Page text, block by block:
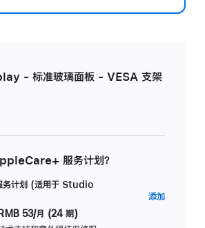
- 标准玻璃面板 - VESA 支架
服务计划？
计划 (适用于 Studio
RMB 53/月 (24 期)
添加